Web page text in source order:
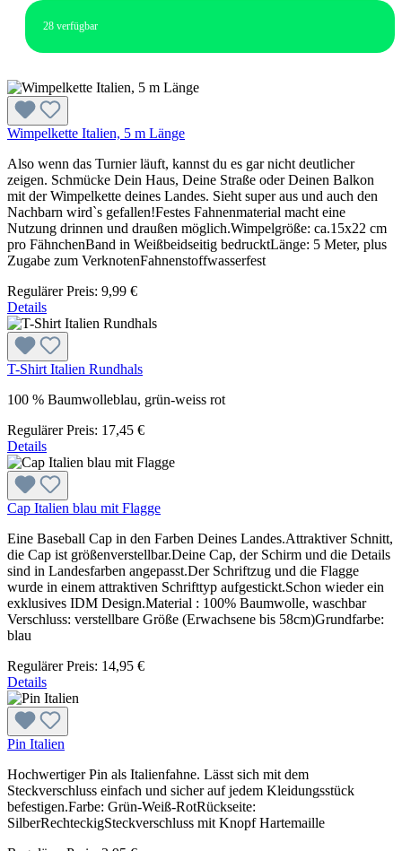
28 verfügbar
Wimpelkette Italien, 5 m Länge
Also wenn das Turnier läuft, kannst du es gar nicht deutlicher
zeigen. Schmücke Dein Haus, Deine Straße oder Deinen Balkon
mit der Wimpelkette deines Landes. Sieht super aus und auch den
Nachbarn wird`s gefallen!Festes Fahnenmaterial macht eine
Nutzung drinnen und draußen möglich.Wimpelgröße: ca.15x22 cm
pro FähnchenBand in Weißbeidseitig bedrucktLänge: 5 Meter, plus
Zugabe zum VerknotenFahnenstoffwasserfest
Regulärer Preis: 9,99 €
Details
T-Shirt Italien Rundhals
100 % Baumwolleblau, grün-weiss rot
Regulärer Preis: 17,45 €
Details
Cap Italien blau mit Flagge
Eine Baseball Cap in den Farben Deines Landes.Attraktiver Schnitt,
die Cap ist größenverstellbar.Deine Cap, der Schirm und die Details
sind in Landesfarben angepasst.Der Schriftzug und die Flagge
wurde in einem attraktiven Schrifttyp aufgestickt.Schon wieder ein
exklusives IDM Design.Material : 100% Baumwolle, waschbar
Verschluss: verstellbare Größe (Erwachsene bis 58cm)Grundfarbe:
blau
Regulärer Preis: 14,95 €
Details
Pin Italien
Hochwertiger Pin als Italienfahne. Lässt sich mit dem
Steckverschluss einfach und sicher auf jedem Kleidungsstück
befestigen.Farbe: Grün-Weiß-RotRückseite:
SilberRechteckigSteckverschluss mit Knopf Hartemaille